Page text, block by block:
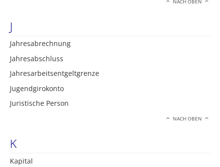
NACH OBEN
J
Jahresabrechnung
Jahresabschluss
Jahresarbeitsentgeltgrenze
Jugendgirokonto
Juristische Person
NACH OBEN
K
Kapital